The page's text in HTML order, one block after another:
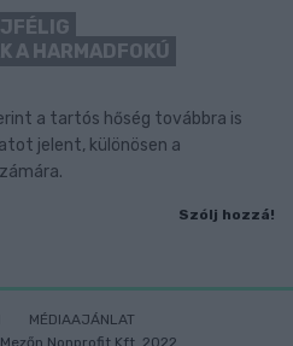
A HARMADFOKÚ
a tartós hőség továbbra is
jelent, különösen a
Szólj hozzá!
MÉDIAAJÁNLAT